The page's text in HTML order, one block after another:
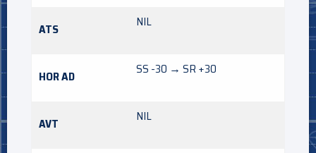
ATS NIL
HOR AD SS -30 → SR +30
AVT NIL